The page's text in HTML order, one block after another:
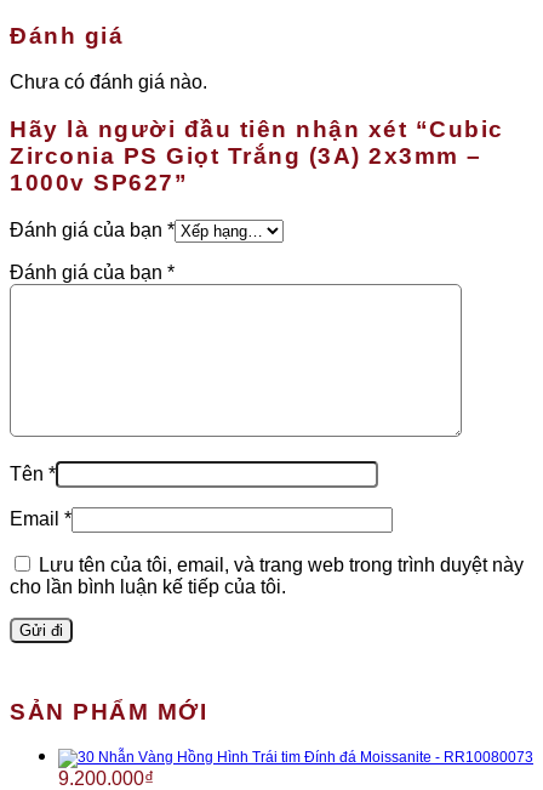
Đánh giá
Chưa có đánh giá nào.
Hãy là người đầu tiên nhận xét “Cubic
Zirconia PS Giọt Trắng (3A) 2x3mm –
1000v SP627”
Đánh giá của bạn *
Đánh giá của bạn *
Tên *
Email *
Lưu tên của tôi, email, và trang web trong trình duyệt này
cho lần bình luận kế tiếp của tôi.
SẢN PHẨM MỚI
Nhẫn Vàng Hồng Hình Trái tim Đính đá Moissanite - RR10080073
9.200.000₫